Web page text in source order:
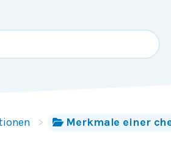
Merkmale einer